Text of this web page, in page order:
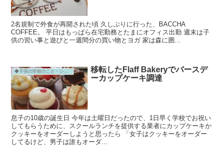
2名規制で外食が再開された頃 久しぶりに行った、BACCHA
COFFEE。 平日はもっぱら在宅勤務とたまにオフィス出勤 週末は子
供の習い事と遊びと一週間分の買い物とヨガ 家は森に囲...
移転したFlaff Bakeryでバースデ
ーカップケーキ調達
息子の10歳の誕生日 今年は土曜日だったので、1日早く学校でお祝い
してもらうために、スクールランチを提供する業者にカップケーキか
クッキーをオーダーしようと思ったら 「女子はクッキーをオーダー
してるけど、男子は誰もオーダ...